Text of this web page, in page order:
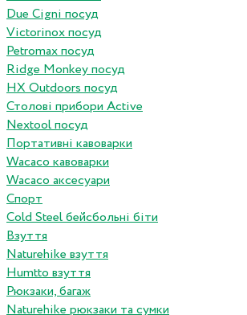
Due Cigni посуд
Victorinox посуд
Petromax посуд
Ridge Monkey посуд
HX Outdoors посуд
Столові прибори Active
Nextool посуд
Портативні кавоварки
Wacaco кавоварки
Wacaco аксесуари
Спорт
Cold Steel бейсбольні біти
Взуття
Naturehike взуття
Humtto взуття
Рюкзаки, багаж
Naturehike рюкзаки та сумки